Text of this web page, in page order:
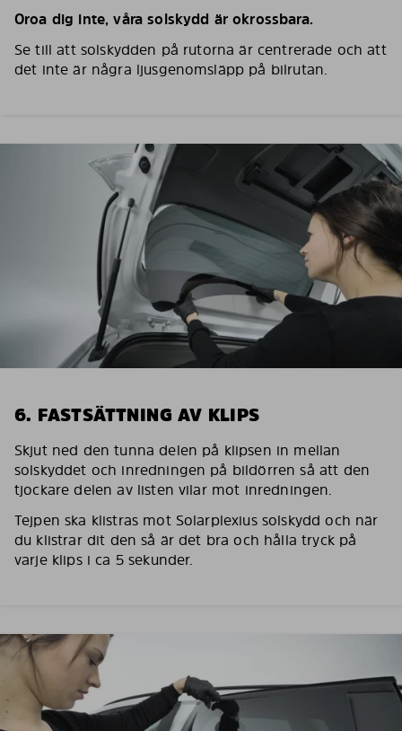
Oroa dig inte, våra solskydd är okrossbara.
Se till att solskydden på rutorna är centrerade och att
det inte är några ljusgenomsläpp på bilrutan.
6. FASTSÄTTNING AV KLIPS
Skjut ned den tunna delen på klipsen in mellan
solskyddet och inredningen på bildörren så att den
tjockare delen av listen vilar mot inredningen.
Tejpen ska klistras mot Solarplexius solskydd och när
du klistrar dit den så är det bra och hålla tryck på
varje klips i ca 5 sekunder.